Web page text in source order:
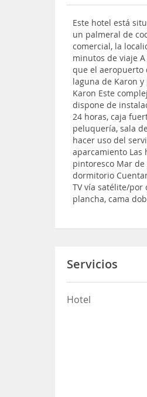
Este hotel está
un palmeral de
comercial, la
minutos de viaje
que el aeropuerto
laguna de Karon
Karon Este
dispone de
24 horas, caja
peluquería, sala
hacer uso del
aparcamiento Las
pintoresco Mar
dormitorio
TV vía satélite/por
plancha, cama
Servicios
Hotel